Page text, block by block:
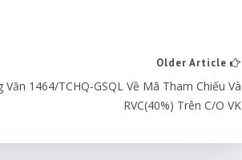
Older Article
Văn 1464/TCHQ-GSQL Về Mã Tham Chiếu Và
RVC(40%) Trên C/O VK